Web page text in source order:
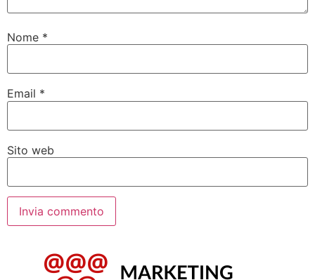
Nome *
Email *
Sito web